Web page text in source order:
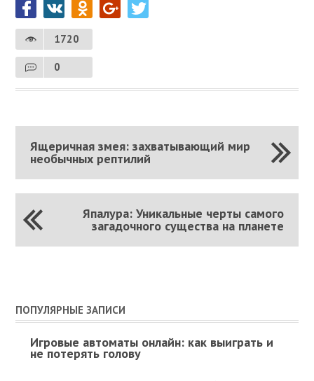
1720
0
Ящеричная змея: захватывающий мир
необычных рептилий
Япалура: Уникальные черты самого
загадочного существа на планете
ПОПУЛЯРНЫЕ ЗАПИСИ
Игровые автоматы онлайн: как выиграть и
не потерять голову